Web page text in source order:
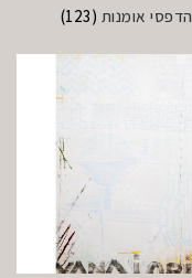
הדפסי אומנות (123)